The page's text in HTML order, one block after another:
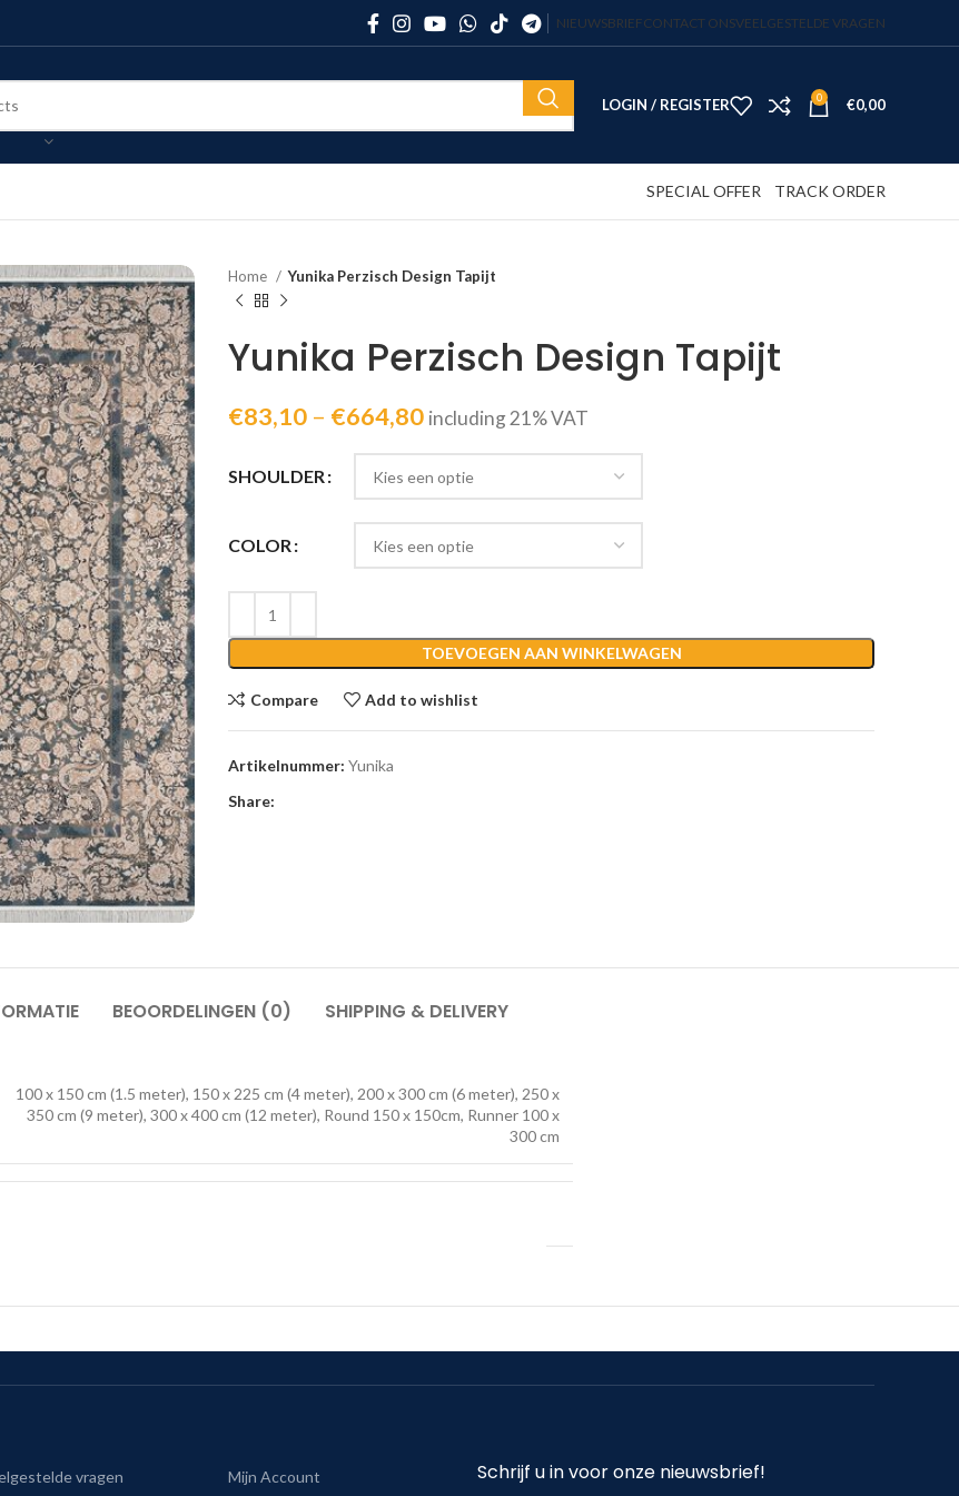
NIEUWSBRIEFCONTACT ONSVEELGESTELDE VRAGEN
LOGIN / REGISTER 0 €0,00
SPECIAL OFFER TRACK ORDER
Home Yunika Perzisch Design Tapijt
Yunika Perzisch Design Tapijt
€83,10 – €664,80 including 21% VAT
SHOULDER
COLOR
TOEVOEGEN AAN WINKELWAGEN
Compare Add to wishlist
Artikelnummer: Yunika
Share:
BEOORDELINGEN (0) SHIPPING & DELIVERY
100 x 150 cm (1.5 meter), 150 x 225 cm (4 meter), 200 x 300 cm (6 meter), 250 x
350 cm (9 meter), 300 x 400 cm (12 meter), Round 150 x 150cm, Runner 100 x
300 cm
vragen Mijn Account Schrijf u in voor onze nieuwsbrief!